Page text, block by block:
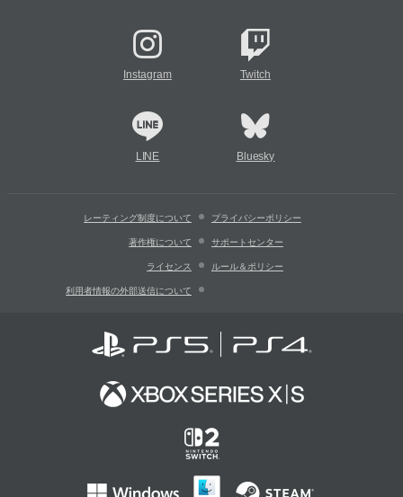
Instagram Twitch
LINE Bluesky
レーティング制度について プライバシーポリシー
著作権について サポートセンター
ライセンス ルール＆ポリシー
利用者情報の外部送信について